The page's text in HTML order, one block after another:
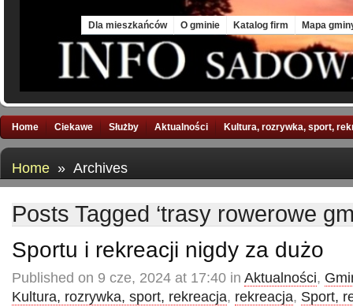
Dla mieszkańców O gminie Katalog firm Mapa
Home Ciekawe Służby Aktualności Kultura, rozrywka, sport,
Home » Archives
Posts Tagged ‘trasy rowerowe
Sportu i rekreacji nigdy za dużo
Published on 9 cze, 2024 at 17:40 in Aktualności,
Kultura, rozrywka, sport, rekreacja, rekreacja, Sport,